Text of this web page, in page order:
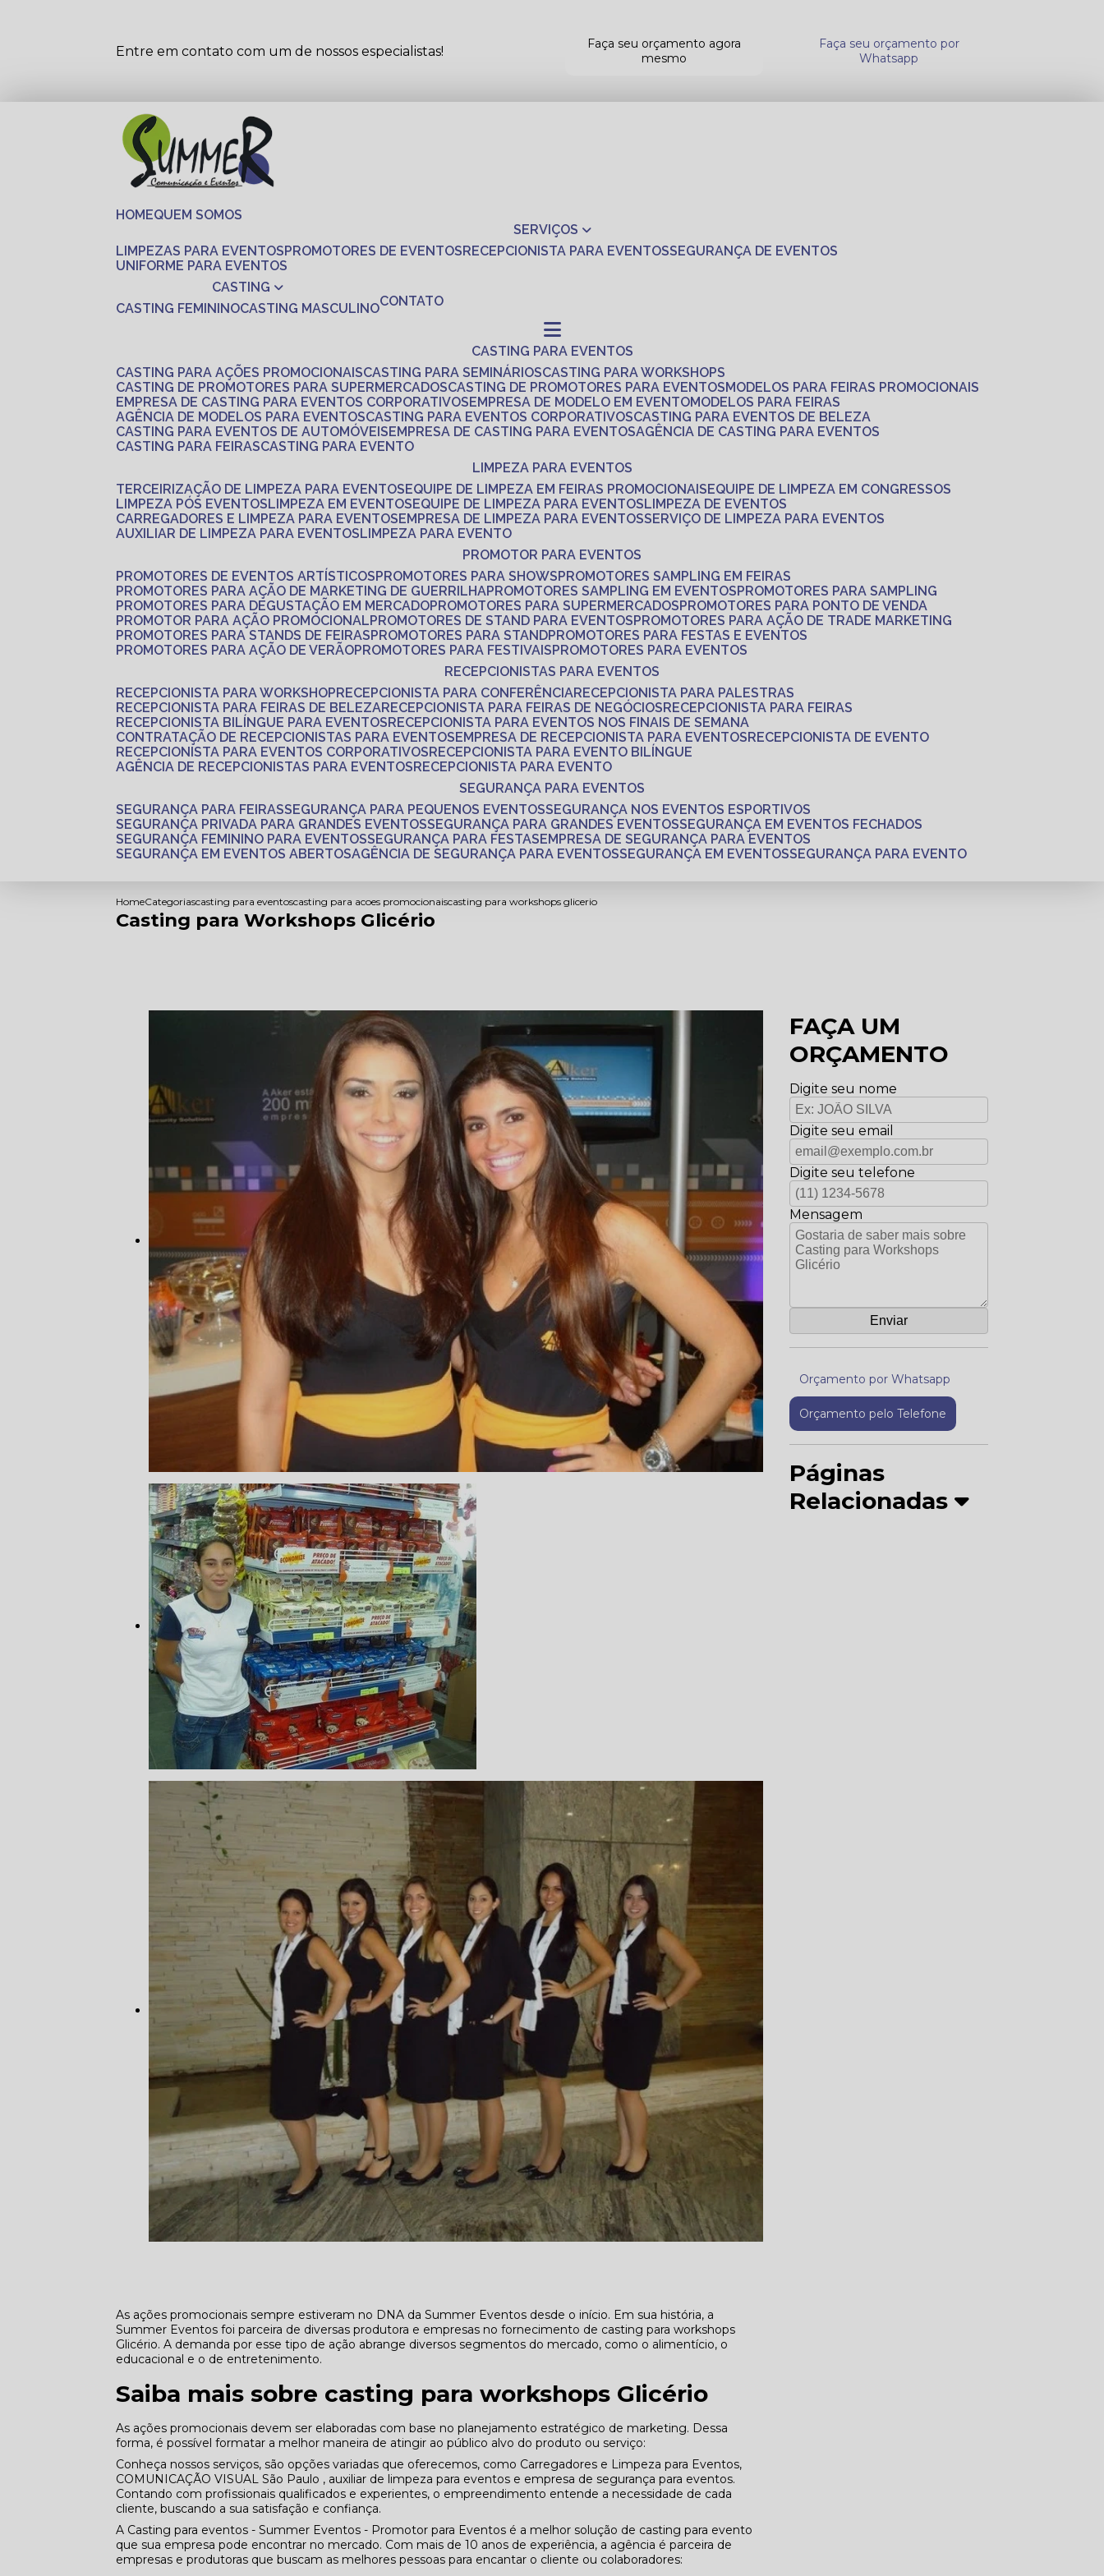
Entre em contato com um de nossos especialistas!
Faça seu orçamento agora
mesmo
Faça seu orçamento por
Whatsapp
HOME
QUEM SOMOS
SERVIÇOS
LIMPEZAS PARA EVENTOS
PROMOTORES DE EVENTOS RECEPCIONISTA PARA EVENTOS SEGURANÇA DE EVENTOS
UNIFORME PARA EVENTOS
CASTING
CASTING FEMININO CASTING MASCULINO CONTATO
CASTING PARA EVENTOS
CASTING PARA AÇÕES PROMOCIONAIS
CASTING PARA SEMINÁRIOS
CASTING PARA WORKSHOPS
CASTING DE PROMOTORES PARA SUPERMERCADOS
CASTING DE PROMOTORES PARA EVENTOS
MODELOS PARA FEIRAS PROMOCIONAIS
EMPRESA DE CASTING PARA EVENTOS CORPORATIVOS
EMPRESA DE MODELO EM EVENTO
MODELOS PARA FEIRAS
AGÊNCIA DE MODELOS PARA EVENTOS
CASTING PARA EVENTOS CORPORATIVOS
CASTING PARA EVENTOS DE BELEZA
CASTING PARA EVENTOS DE AUTOMÓVEIS
EMPRESA DE CASTING PARA EVENTOS
AGÊNCIA DE CASTING PARA EVENTOS
CASTING PARA FEIRAS
CASTING PARA EVENTO
LIMPEZA PARA EVENTOS
TERCEIRIZAÇÃO DE LIMPEZA PARA EVENTOS
EQUIPE DE LIMPEZA EM FEIRAS PROMOCIONAIS
EQUIPE DE LIMPEZA EM CONGRESSOS
LIMPEZA PÓS EVENTOS
LIMPEZA EM EVENTOS EQUIPE DE LIMPEZA PARA EVENTOS
LIMPEZA DE EVENTOS
CARREGADORES E LIMPEZA PARA EVENTOS
EMPRESA DE LIMPEZA PARA EVENTOS SERVIÇO DE LIMPEZA PARA EVENTOS
AUXILIAR DE LIMPEZA PARA EVENTOS
LIMPEZA PARA EVENTO
PROMOTOR PARA EVENTOS
PROMOTORES DE EVENTOS ARTÍSTICOS
PROMOTORES PARA SHOWS
PROMOTORES SAMPLING EM FEIRAS
PROMOTORES PARA AÇÃO DE MARKETING DE GUERRILHA PROMOTORES SAMPLING EM EVENTOS
PROMOTORES PARA SAMPLING
PROMOTORES PARA DEGUSTAÇÃO EM MERCADO PROMOTORES PARA SUPERMERCADOS
PROMOTORES PARA PONTO DE VENDA
PROMOTOR PARA AÇÃO PROMOCIONAL
PROMOTORES DE STAND PARA EVENTOS
PROMOTORES PARA AÇÃO DE TRADE MARKETING
PROMOTORES PARA STANDS DE FEIRAS
PROMOTORES PARA STAND PROMOTORES PARA FESTAS E EVENTOS
PROMOTORES PARA AÇÃO DE VERÃO PROMOTORES PARA FESTIVAIS
PROMOTORES PARA EVENTOS
RECEPCIONISTAS PARA EVENTOS
RECEPCIONISTA PARA WORKSHOP
RECEPCIONISTA PARA CONFERÊNCIA
RECEPCIONISTA PARA PALESTRAS
RECEPCIONISTA PARA FEIRAS DE BELEZA
RECEPCIONISTA PARA FEIRAS DE NEGÓCIOS
RECEPCIONISTA PARA FEIRAS
RECEPCIONISTA BILÍNGUE PARA EVENTOS
RECEPCIONISTA PARA EVENTOS NOS FINAIS DE SEMANA
CONTRATAÇÃO DE RECEPCIONISTAS PARA EVENTOS
EMPRESA DE RECEPCIONISTA PARA EVENTOS
RECEPCIONISTA DE EVENTO
RECEPCIONISTA PARA EVENTOS CORPORATIVOS
RECEPCIONISTA PARA EVENTO BILÍNGUE
AGÊNCIA DE RECEPCIONISTAS PARA EVENTOS
RECEPCIONISTA PARA EVENTO
SEGURANÇA PARA EVENTOS
SEGURANÇA PARA FEIRAS SEGURANÇA PARA PEQUENOS EVENTOS SEGURANÇA NOS EVENTOS ESPORTIVOS
SEGURANÇA PRIVADA PARA GRANDES EVENTOS SEGURANÇA PARA GRANDES EVENTOS SEGURANÇA EM EVENTOS FECHADOS
SEGURANÇA FEMININO PARA EVENTOS SEGURANÇA PARA FESTAS
EMPRESA DE SEGURANÇA PARA EVENTOS
SEGURANÇA EM EVENTOS ABERTOS
AGÊNCIA DE SEGURANÇA PARA EVENTOS SEGURANÇA EM EVENTOS SEGURANÇA PARA EVENTO
HomeCategoriascasting para eventoscasting para acoes promocionaiscasting para workshops glicerio
Casting para Workshops Glicério
As ações promocionais sempre estiveram no DNA da Summer Eventos desde o início. Em sua história, a
Summer Eventos foi parceira de diversas produtora e empresas no fornecimento de casting para workshops
Glicério. A demanda por esse tipo de ação abrange diversos segmentos do mercado, como o alimentício, o
educacional e o de entretenimento.
Saiba mais sobre casting para workshops Glicério
As ações promocionais devem ser elaboradas com base no planejamento estratégico de marketing. Dessa
forma, é possível formatar a melhor maneira de atingir ao público alvo do produto ou serviço:
Conheça nossos serviços, são opções variadas que oferecemos, como Carregadores e Limpeza para Eventos,
COMUNICAÇÃO VISUAL São Paulo , auxiliar de limpeza para eventos e empresa de segurança para eventos.
Contando com profissionais qualificados e experientes, o empreendimento entende a necessidade de cada
cliente, buscando a sua satisfação e confiança.
A Casting para eventos - Summer Eventos - Promotor para Eventos é a melhor solução de casting para evento
que sua empresa pode encontrar no mercado. Com mais de 10 anos de experiência, a agência é parceira de
empresas e produtoras que buscam as melhores pessoas para encantar o cliente ou colaboradores:
FAÇA UM
ORÇAMENTO
Digite seu nome
Digite seu email
Digite seu telefone
Mensagem
Orçamento por Whatsapp
Orçamento pelo Telefone
Páginas
Relacionadas